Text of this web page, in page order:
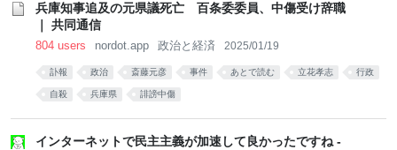
兵庫知事追及の元県議死亡 百条委委員、中傷受け辞職
｜ 共同通信
804 users nordot.app 政治と経済 2025/01/19
訃報 政治 斎藤元彦 事件 あとで読む 立花孝志 行政
自殺 兵庫県 誹謗中傷
インターネットで民主主義が加速して良かったですね -